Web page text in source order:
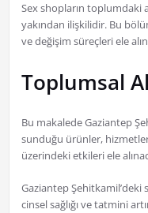
Sex shopların toplumdaki
yakından ilişkilidir. Bu
ve değişim süreçleri ele
Toplumsal
Bu makalede Gaziantep
sunduğu ürünler,
üzerindeki etkileri ele
Gaziantep
cinsel sağlığı ve tatmini